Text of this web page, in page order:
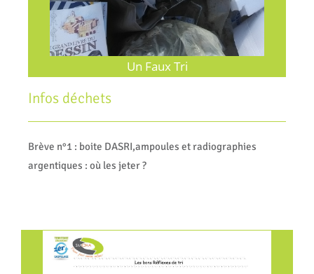
Un Faux Tri
Infos déchets
Brève n°1 : boite DASRI,ampoules et radiographies
argentiques : où les jeter ?